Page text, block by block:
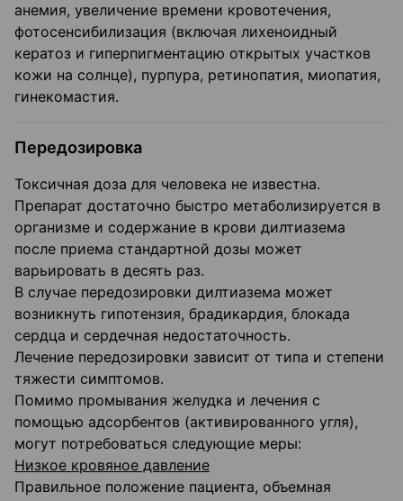
анемия, увеличение времени кровотечения,
фотосенсибилизация (включая лихеноидный
кератоз и гиперпигментацию открытых участков
кожи на солнце), пурпура, ретинопатия, миопатия,
гинекомастия.
Передозировка
Токсичная доза для человека не известна.
Препарат достаточно быстро метаболизируется в
организме и содержание в крови дилтиазема
после приема стандартной дозы может
варьировать в десять раз.
В случае передозировки дилтиазема может
возникнуть гипотензия, брадикардия, блокада
сердца и сердечная недостаточность.
Лечение передозировки зависит от типа и степени
тяжести симптомов.
Помимо промывания желудка и лечения с
помощью адсорбентов (активированного угля),
могут потребоваться следующие меры:
Низкое кровяное давление
Правильное положение пациента, объемная